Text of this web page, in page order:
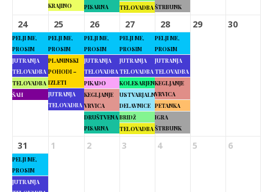
KRAJINO
PISARNA
TELOVADBAŠTRBUNK
24
PELJI ME,
PROSIM
JUTRANJA
TELOVADBA
TELOVADBA
ŠAH
25
PELJI ME,
PROSIM
PLANINSKI
POHODI –
IZLETI
JUTRANJA
TELOVADBA
26
PELJI ME,
PROSIM
JUTRANJA
TELOVADBA
PIKADO
KEGLJANJE
VRVICA
DRUŠTVENA
PISARNA
27
PELJI ME,
PROSIM
JUTRANJA
TELOVADBA
KOLESARJENJE
USTVARJALNE
DELAVNICE
BRIDŽ
TELOVADBA
28
PELJI ME,
PROSIM
JUTRANJA
TELOVADBA
KEGLJANJE
VRVICA
PETANKA
IGRA
ŠTRBUNK
29 30
31
PELJI ME,
PROSIM
JUTRANJA
1 2 3 4 5 6